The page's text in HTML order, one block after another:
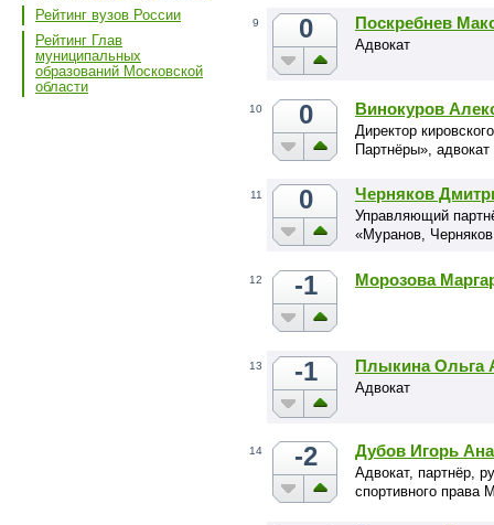
Рейтинг вузов России
Рейтинг Глав
муниципальных
образований Московской
области
9 0 Поскребнев
Адвокат
10 0 Винокуров
Директор
Партнёры», адвокат
11 0 Черняков
Управляющий
«Муранов,
12 -1 Морозова
13 -1 Плыкина Ольга
Адвокат
14 -2 Дубов Игорь
Адвокат, партнёр,
спортивного права